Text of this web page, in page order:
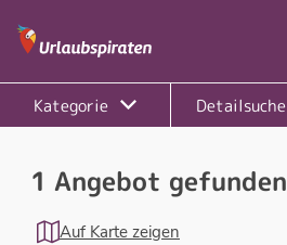
Kategorie Detailsuche
1 Angebot gefunden
Auf Karte zeigen